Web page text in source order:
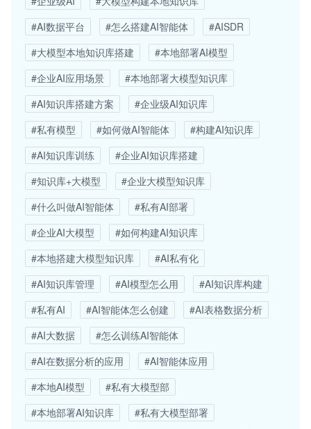
#AI数据平台
#怎么搭建AI智能体
#AISDR
#大模型本地知识库搭建
#本地部署AI模型
#企业AI应用场景
#本地部署大模型知识库
#AI知识库搭建方案
#企业级AI知识库
#私有模型
#如何做AI智能体
#构建AI知识库
#AI知识库训练
#企业AI知识库搭建
#知识库+大模型
#企业大模型知识库
#什么叫做AI智能体
#私有AI部署
#企业AI大模型
#如何构建AI知识库
#本地搭建大模型知识库
#AI私有化
#AI知识库管理
#AI模型怎么用
#AI知识库构建
#私有AI
#AI智能体怎么创建
#AI表格数据分析
#AI大数据
#怎么训练AI智能体
#AI在数据分析的应用
#AI智能体应用
#本地AI模型
#私有大模型部
#本地部署AI知识库
#私有大模型部署